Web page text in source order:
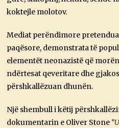
koktejle molotov.
Mediat perëndimore
paqësore, demonstrata të
elementët neonazistë që
ndërtesat qeveritare dhe
përshkallëzuan dhunën.
Një shembull i këtij
dokumentarin e Oliver Stone